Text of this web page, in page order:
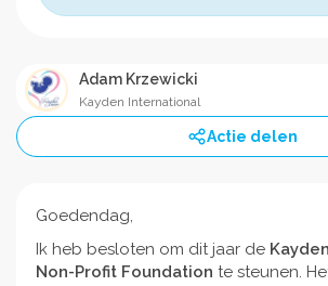
Adam Krzewicki
Kayden International
Actie delen
Goedendag,
Ik heb besloten om dit jaar de
Non-Profit Foundation te steunen.